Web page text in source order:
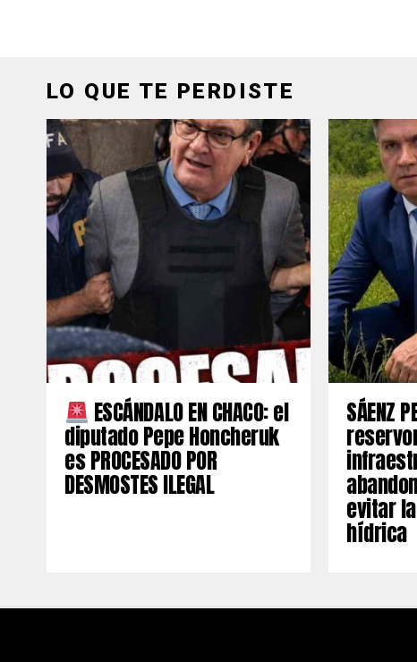
LO QUE TE PERDISTE
ESCÁNDALO EN CHACO: el
diputado Pepe Honcheruk
es PROCESADO POR
DESMOSTES ILEGAL
SÁENZ
evitar
hídrica